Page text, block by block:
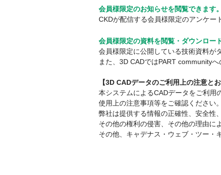
会員様限定のお知らせを閲覧できます
CKDが配信する会員様限定のアンケー
会員様限定の資料を閲覧・ダウンロー
会員様限定に公開している技術資料が
また、3D CADではPART community
【3D CADデータのご利用上の注意と
本システムによるCADデータをご利用
使用上の注意事項等をご確認ください
弊社は提供する情報の正確性、安全性
その他の権利の侵害、その他の理由に
その他、キャデナス・ウェブ・ツー・